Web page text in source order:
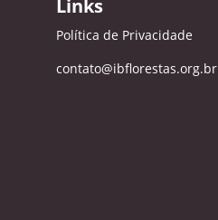
Links
Política de Privacidade
contato@ibflorestas.org.br